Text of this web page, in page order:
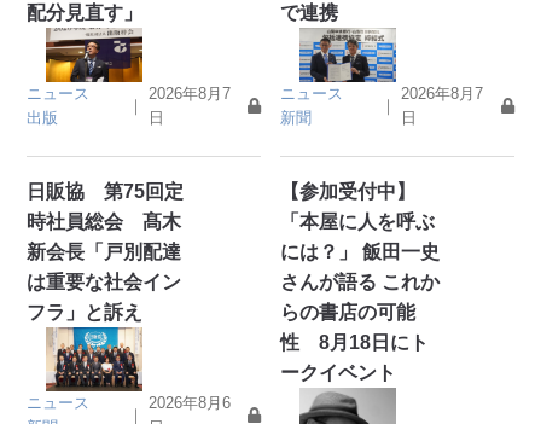
配分見直す」
ニュース
出版
｜
2026年8月7
日
で連携
ニュース
新聞
｜
2026年8月7
日
日販協 第75回定
時社員総会 髙木
新会長「戸別配達
は重要な社会イン
フラ」と訴え
ニュース
｜
2026年8月6
【参加受付中】
「本屋に人を呼ぶ
には？」 飯田一史
さんが語る これか
らの書店の可能
性 8月18日にト
ークイベント